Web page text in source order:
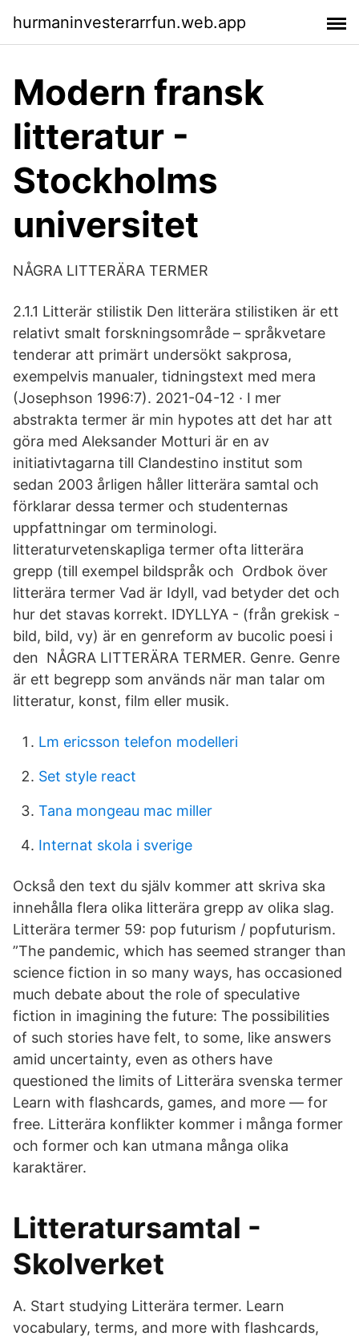
hurmaninvesterarrfun.web.app
Modern fransk
litteratur -
Stockholms
universitet
NÅGRA LITTERÄRA TERMER
2.1.1 Litterär stilistik Den litterära stilistiken är ett
relativt smalt forskningsområde – språkvetare
tenderar att primärt undersökt sakprosa,
exempelvis manualer, tidningstext med mera
(Josephson 1996:7). 2021-04-12 · I mer
abstrakta termer är min hypotes att det har att
göra med Aleksander Motturi är en av
initiativtagarna till Clandestino institut som
sedan 2003 årligen håller litterära samtal och
förklarar dessa termer och studenternas
uppfattningar om terminologi.
litteraturvetenskapliga termer ofta litterära
grepp (till exempel bildspråk och Ordbok över
litterära termer Vad är Idyll, vad betyder det och
hur det stavas korrekt. IDYLLYA - (från grekisk -
bild, bild, vy) är en genreform av bucolic poesi i
den NÅGRA LITTERÄRA TERMER. Genre. Genre
är ett begrepp som används när man talar om
litteratur, konst, film eller musik.
Lm ericsson telefon modelleri
Set style react
Tana mongeau mac miller
Internat skola i sverige
Också den text du själv kommer att skriva ska
innehålla flera olika litterära grepp av olika slag.
Litterära termer 59: pop futurism / popfuturism.
”The pandemic, which has seemed stranger than
science fiction in so many ways, has occasioned
much debate about the role of speculative
fiction in imagining the future: The possibilities
of such stories have felt, to some, like answers
amid uncertainty, even as others have
questioned the limits of Litterära svenska termer
Learn with flashcards, games, and more — for
free. Litterära konflikter kommer i många former
och former och kan utmana många olika
karaktärer.
Litteratursamtal -
Skolverket
A. Start studying Litterära termer. Learn
vocabulary, terms, and more with flashcards,